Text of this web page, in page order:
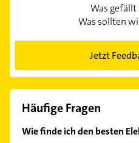
Was gefällt
Was sollten
Jetzt
Häufige Fragen
Wie finde ich den besten